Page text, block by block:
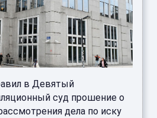
в Девятый
суд прошение о
дела по иску